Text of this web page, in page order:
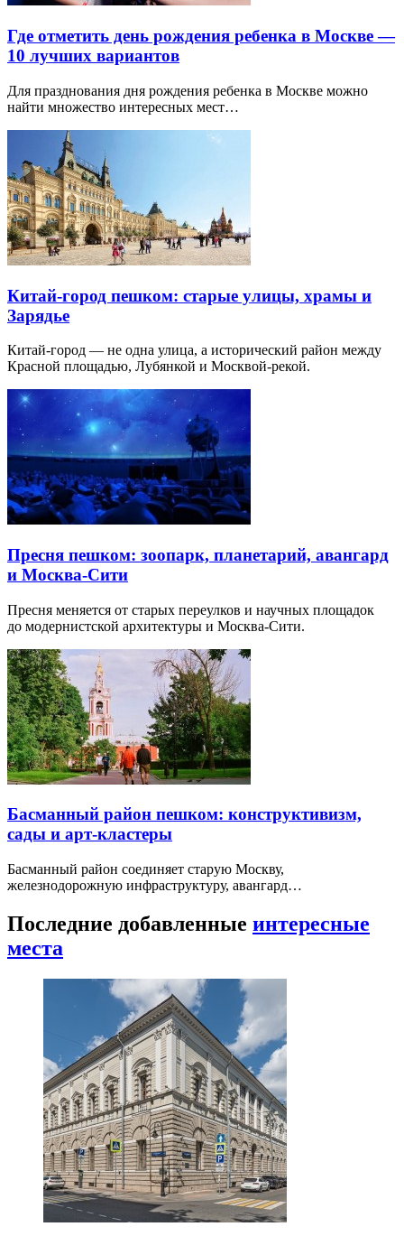
Где отметить день рождения ребенка в Москве —
10 лучших вариантов
Для празднования дня рождения ребенка в Москве можно
найти множество интересных мест…
Китай-город пешком: старые улицы, храмы и
Зарядье
Китай-город — не одна улица, а исторический район между
Красной площадью, Лубянкой и Москвой-рекой.
Пресня пешком: зоопарк, планетарий, авангард
и Москва-Сити
Пресня меняется от старых переулков и научных площадок
до модернистской архитектуры и Москва-Сити.
Басманный район пешком: конструктивизм,
сады и арт-кластеры
Басманный район соединяет старую Москву,
железнодорожную инфраструктуру, авангард…
Последние добавленные интересные
места